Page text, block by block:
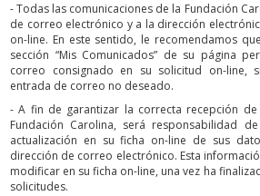
- Todas las comunicaciones de la Fundación
de correo electrónico y a la dirección
on-line. En este sentido, le recomendamos
sección “Mis Comunicados” de su página
correo consignado en su solicitud on-line,
entrada de correo no deseado.
- A fin de garantizar la correcta recepción de
Fundación Carolina, será responsabilidad
actualización en su ficha on-line de sus
dirección de correo electrónico. Esta
modificar en su ficha on-line, una vez ha
solicitudes.